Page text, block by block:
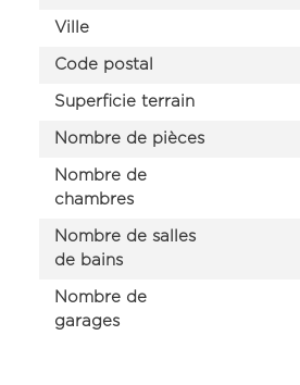
Nos projets en
Ville
Code postal
Superficie terrain
Nombre de pièces
Nombre de
chambres
Nombre de salles
de bains
Nombre de
garages